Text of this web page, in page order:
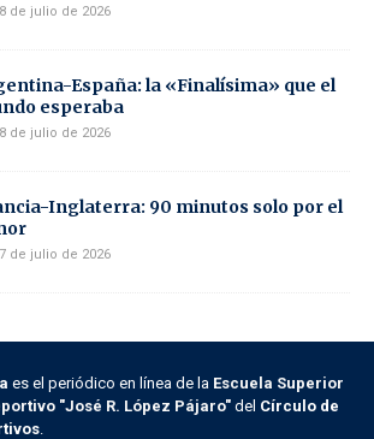
de julio de 2026
España: la «Finalísima» que el
esperaba
de julio de 2026
Inglaterra: 90 minutos solo por el
de julio de 2026
es el periódico en línea de la Escuela Superior
"José R. López Pájaro" del Círculo de